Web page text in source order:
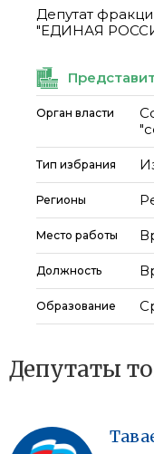
Депутат
"ЕДИНАЯ
Орган власти
Тип избрания
Регионы
Место работы
Должность
Образование
Депутаты